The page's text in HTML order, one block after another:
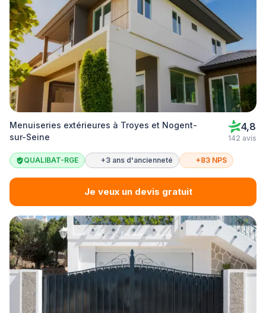
Menuiseries extérieures à Troyes et Nogent-
sur-Seine
4,8
142 avis
QUALIBAT-RGE +3 ans d'ancienneté +83 NPS
Je veux un devis gratuit